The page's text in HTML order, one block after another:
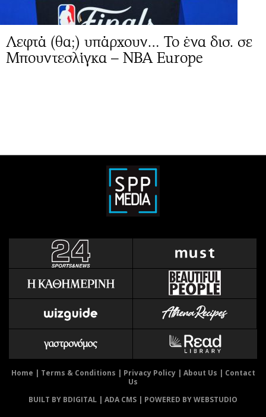
Λεφτά (θα;) υπάρχουν… Το ένα δισ. σε
Μπουντεσλίγκα – NBA Europe
Home | Terms & Conditions | Privacy Policy| About Us | Contact
Us
BUILT BY BDIGITAL | ADA CMS | POWERED BY WEBSTUDIO